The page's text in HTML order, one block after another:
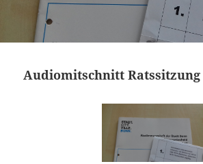
Audiomitschnitt Ratssitzung